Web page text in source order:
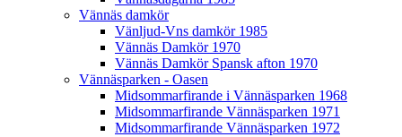
Vännäs damkör
Vänljud-Vns damkör 1985
Vännäs Damkör 1970
Vännäs Damkör Spansk afton 1970
Vännäsparken - Oasen
Midsommarfirande i Vännäsparken 1968
Midsommarfirande Vännäsparken 1971
Midsommarfirande Vännäsparken 1972